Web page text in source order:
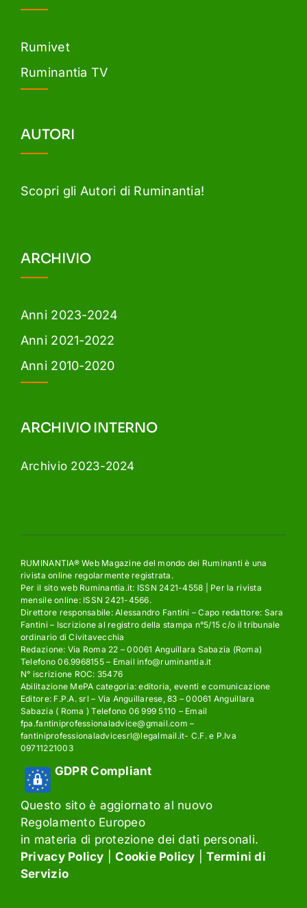
Rumivet
Ruminantia TV
AUTORI
Scopri gli Autori di Ruminantia!
ARCHIVIO
Anni 2023-2024
Anni 2021-2022
Anni 2010-2020
ARCHIVIO INTERNO
Archivio 2023-2024
RUMINANTIA® Web Magazine del mondo dei Ruminanti è una
rivista online regolarmente registrata.
Per il sito web Ruminantia.it: ISSN 2421-4558 | Per la rivista
mensile online: ISSN 2421-4566.
Direttore responsabile: Alessandro Fantini – Capo redattore: Sara
Fantini – Iscrizione al registro della stampa n°5/15 c/o il tribunale
ordinario di Civitavecchia
Redazione: Via Roma 22 – 00061 Anguillara Sabazia (Roma)
Telefono 06.9968155 – Email info@ruminantia.it
N° iscrizione ROC: 35476
Abilitazione MePA categoria: editoria, eventi e comunicazione
Editore: F.P.A. srl – Via Anguillarese, 83 – 00061 Anguillara
Sabazia ( Roma ) Telefono 06 999 5110 – Email
fpa.fantiniprofessionaladvice@gmail.com –
fantiniprofessionaladvicesrl@legalmail.it- C.F. e P.Iva
09711221003
GDPR Compliant
Questo sito è aggiornato al nuovo
Regolamento Europeo
in materia di protezione dei dati personali.
Privacy Policy |Cookie Policy |Termini di
Servizio